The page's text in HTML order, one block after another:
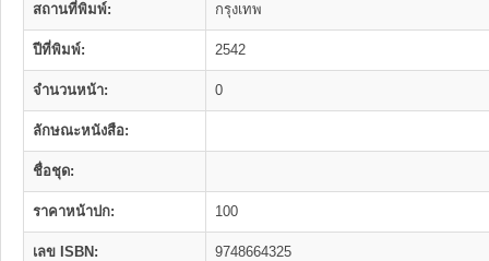
สถานที่พิมพ์: กรุงเทพ
ปีที่พิมพ์: 2542
จำนวนหน้า: 0
ลักษณะหนังสือ:
ชื่อชุด:
ราคาหน้าปก: 100
เลข ISBN: 9748664325